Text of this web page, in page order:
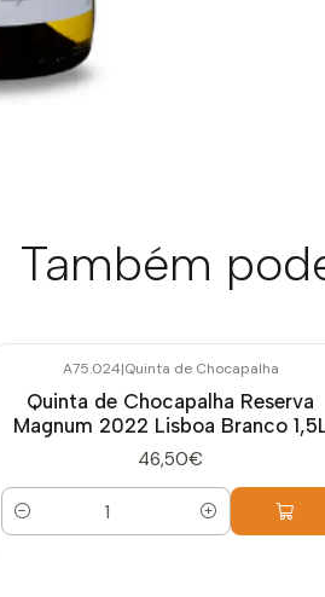
Também
A75.024|Quinta de Chocapalha
Quinta de Chocapalha Reserva
Magnum 2022 Lisboa Branco
46,50€
Quantidade